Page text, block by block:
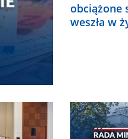
obciążone
weszła w